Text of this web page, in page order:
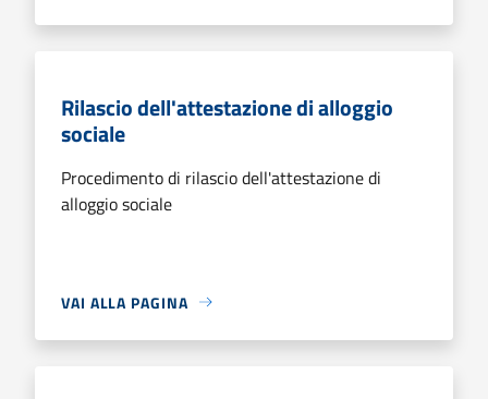
Rilascio dell'attestazione di alloggio
sociale
Procedimento di rilascio dell'attestazione di
alloggio sociale
VAI ALLA PAGINA